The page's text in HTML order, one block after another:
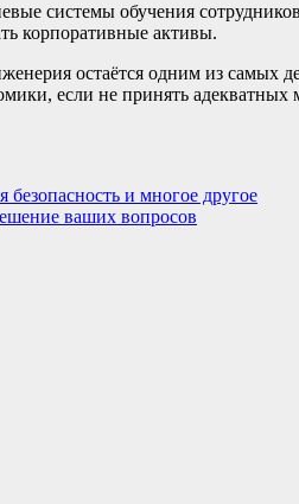
системы обучения
корпоративные активы.
остаётся одним из
если не принять
и многое другое
ваших вопросов